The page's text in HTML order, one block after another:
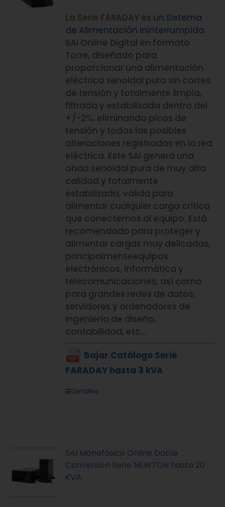
La Serie FARADAY es un Sistema
de Alimentación Ininterrumpida
SAI Online Digital en formato
Torre, diseñado para
proporcionar una alimentación
eléctrica senoidal pura sin cortes
de tensión y totalmente limpia,
filtrada y estabilizada dentro del
+/-2%, eliminando picos de
tensión y todas las posibles
alteraciones registradas en la red
eléctrica. Este SAI genera una
onda senoidal pura de muy alta
calidad y totalmente
estabilizada, válida para
alimentar cualquier carga crítica
que conectemos al equipo. Está
recomendado para proteger y
alimentar cargas muy delicadas,
principalmenteequipos
electrónicos, informática y
telecomunicaciones, así como
para grandes redes de datos,
servidores y ordenadores de
Ingeniería de diseño,
contabilidad, etc…
Bajar Catálogo Serie
FARADAY hasta 3 kVA
Detalles
SAI Monofásico Online Doble
Conversión Serie NEWTON hasta 20
KVA